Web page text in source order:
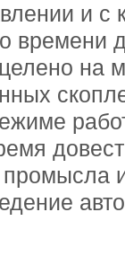
и с
времени
на
промысла